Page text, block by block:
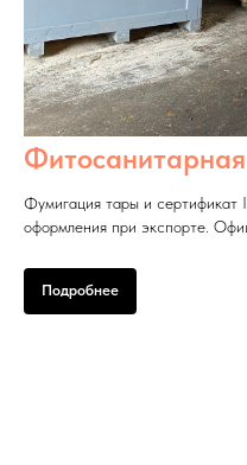
Фумигация тары и сертификат
оформления при экспорте.
Подробнее